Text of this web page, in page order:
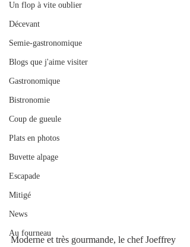
Un flop à vite oublier
Décevant
Semie-gastronomique
Blogs que j'aime visiter
Gastronomique
Bistronomie
Coup de gueule
Plats en photos
Buvette alpage
Escapade
Mitigé
News
Au fourneau
Moderne et très gourmande, le chef Joeffrey